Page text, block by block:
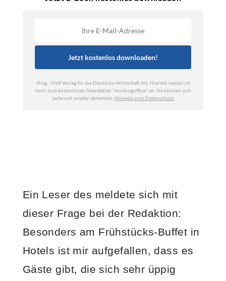
Ein Leser des meldete sich mit
dieser Frage bei der Redaktion:
Besonders am Frühstücks-Buffet in
Hotels ist mir aufgefallen, dass es
Gäste gibt, die sich sehr üppig